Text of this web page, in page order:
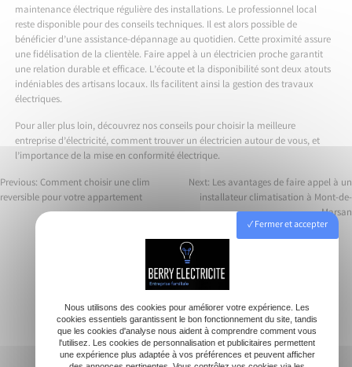
maintenance électrique régulière des installations. Le professionnel local
reste disponible pour des conseils techniques. Il est alors possible de
bénéficier d’une assistance-dépannage au quotidien. Cette proximité assure
une fidélisation de la clientèle. Faire appel à un électricien proche garantit
une relation durable et efficace. L’écoute et la disponibilité sont deux atouts
indéniables des artisans locaux. Ils facilitent ainsi la gestion des travaux
électriques.
Pour aller plus loin, découvrez nos conseils pourchoisir la meilleure
entreprise d’électricité,comment trouver un électricien autour de vous, et
l’importance de la mise en conformité électrique.
Navigation
Previous: Comment choisir une clim
reversible pour votre appartement
Next: Les avantages de faire appel à un
installateur climatisation à Mont-de-
Marsan
Accueil
Electricien
Rénovation électrique
Dépannage
Fermer et accepter
Nous utilisons des cookies pour améliorer votre expérience. Les
cookies essentiels garantissent le bon fonctionnement du site, tandis
que les cookies d'analyse nous aident à comprendre comment vous
l'utilisez. Les cookies de personnalisation et publicitaires permettent
une expérience plus adaptée à vos préférences et peuvent afficher